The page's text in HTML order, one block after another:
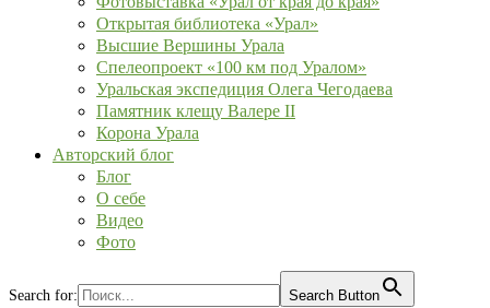
Открытая библиотека «Урал»
Высшие Вершины Урала
Спелеопроект «100 км под Уралом»
Уральская экспедиция Олега Чегодаева
Памятник клещу Валере II
Корона Урала
Авторский блог
Блог
О себе
Видео
Фото
Search for:
Search Button